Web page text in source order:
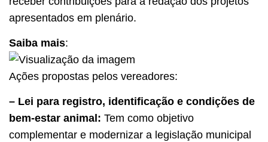
apresentados em plenário.
Saiba mais:
Ações propostas pelos vereadores:
– Lei para registro, identificação e condições de
bem-estar animal: Tem como objetivo
complementar e modernizar a legislação municipal